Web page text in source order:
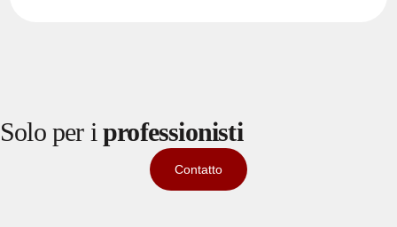
Solo per iprofessionisti
Contatto